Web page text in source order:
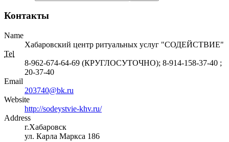
Контакты
Name
Хабаровский центр ритуальных услуг "СОДЕЙСТВИЕ"
Tel
8-962-674-64-69 (КРУГЛОСУТОЧНО); 8-914-158-37-40 ;
20-37-40
Email
203740@bk.ru
Website
http://sodeystvie-khv.ru/
Address
г.Хабаровск
ул. Карла Маркса 186